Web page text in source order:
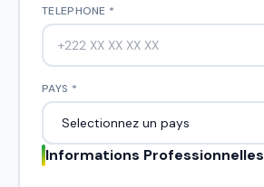
TELEPHONE *
PAYS *
Informations Professionnelles